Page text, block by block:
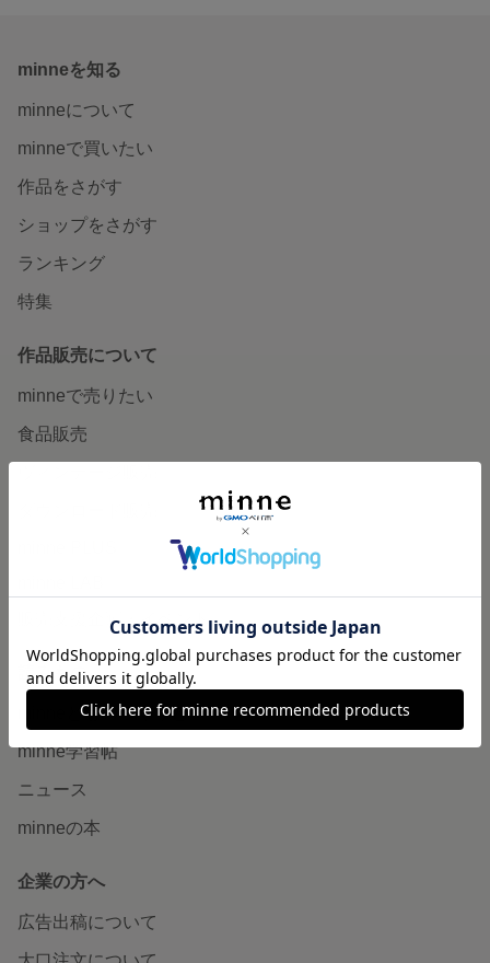
minneを知る
minneについて
minneで買いたい
作品をさがす
ショップをさがす
ランキング
特集
作品販売について
minneで売りたい
食品販売
販売支援企画・イベント
読みもの
minneとものづくりと
minne学習帖
ニュース
minneの本
企業の方へ
広告出稿について